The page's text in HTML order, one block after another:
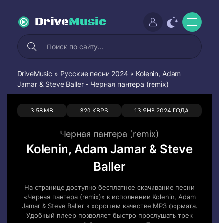
DriveMusic
DriveMusic » Русские песни 2024 » Kolenin, Adam
Jamar & Steve Baller - Черная пантера (remix)
3.58 MB 320 KBPS 13.ЯНВ.2024 ГОДА
0 0
Черная пантера (remix)
Kolenin, Adam Jamar & Steve
Baller
На странице доступно бесплатное скачивание песни
«Черная пантера (remix)» в исполнении Kolenin, Adam
Jamar & Steve Baller в хорошем качестве MP3 формата.
Удобный плеер позволяет быстро прослушать трек